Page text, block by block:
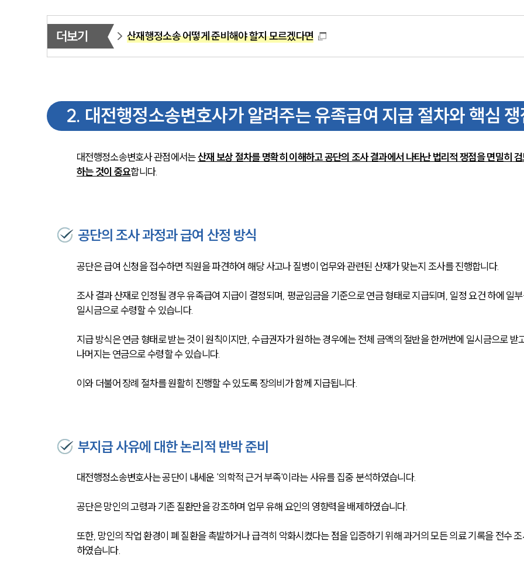
더보기 산재행정소송 어떻게 준비해야 할지 모르겠다면
2. 대전행정소송변호사가 알려주는 유족급여 지급 절차와 핵심
대전행정소송변호사 관점에서는 산재 보상 절차를 명확히 이해하고 공단의 조사 결과에서 나타난 법리적 쟁점을 면밀히
하는 것이 중요합니다.
공단의 조사 과정과 급여 산정 방식
공단은 급여 신청을 접수하면 직원을 파견하여 해당 사고나 질병이 업무와 관련된 산재가 맞는지 조사를 진행합니다.
조사 결과 산재로 인정될 경우 유족급여 지급이 결정되며, 평균임금을 기준으로 연금 형태로 지급되며, 일정 요건 하에 일
일시금으로 수령할 수 있습니다.
지급 방식은 연금 형태로 받는 것이 원칙이지만, 수급권자가 원하는 경우에는 전체 금액의 절반을 한꺼번에 일시금으로 받
나머지는 연금으로 수령할 수 있습니다.
이와 더불어 장례 절차를 원활히 진행할 수 있도록 장의비가 함께 지급됩니다.
부지급 사유에 대한 논리적 반박 준비
대전행정소송변호사는 공단이 내세운 '의학적 근거 부족'이라는 사유를 집중 분석하였습니다.
공단은 망인의 고령과 기존 질환만을 강조하며 업무 유해 요인의 영향력을 배제하였습니다.
또한, 망인의 작업 환경이 폐 질환을 촉발하거나 급격히 악화시켰다는 점을 입증하기 위해 과거의 모든 의료 기록을 전수
하였습니다.